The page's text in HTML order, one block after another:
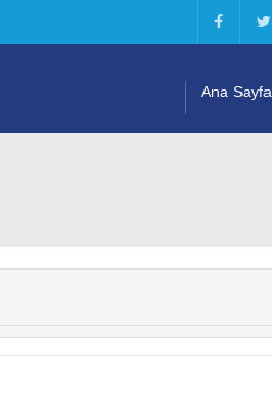
Ana Sayfa